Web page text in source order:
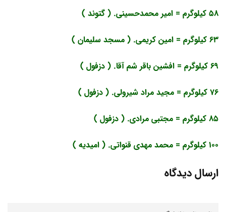
58 کیلوگرم = امیر محمدحسینی. ( گتوند )
63 کیلوگرم = امین کریمی. ( مسجد سلیمان )
69 کیلوگرم = افشین باقر شم آقا. ( دزفول )
76 کیلوگرم = مجید مراد شیرولی. ( دزفول )
85 کیلوگرم = مجتبی مرادی. ( دزفول )
100 کیلوگرم = محمد مهدی قنواتی. ( امیدیه )
ارسال دیدگاه